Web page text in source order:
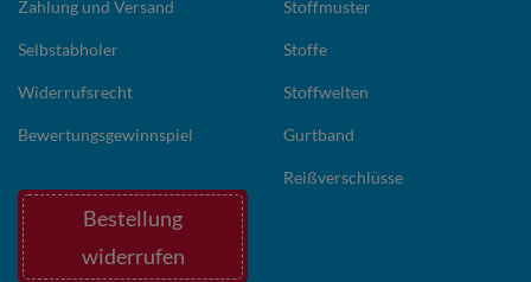
Zahlung und Versand
Selbstabholer
Widerrufsrecht
Bewertungsgewinnspiel
Bestellung
widerrufen
Stoffmuster
Stoffe
Stoffwelten
Gurtband
Reißverschlüsse